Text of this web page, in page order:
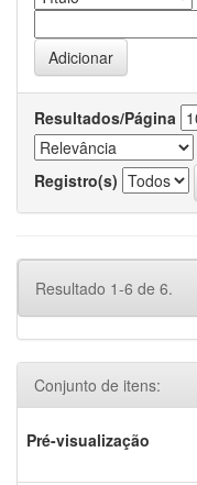
Resultados/Página
Registro(s)
Resultado 1-6 de 6.
Conjunto de itens:
Pré-visualização